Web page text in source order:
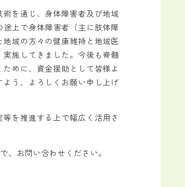
を通じ、身体障害者及び地域
上で身体障害者（主に肢体障
域の方々の健康維持と地域医
施してきました。今後も脊髄
めに、資金援助として皆様よ
う、よろしくお願い申し上げ
を推進する上で幅広く活用さ
お問い合わせください。